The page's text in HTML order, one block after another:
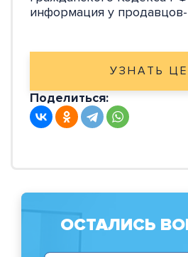
информация у продавцов-
УЗНАТЬ
Поделиться:
ОСТАЛИСЬ